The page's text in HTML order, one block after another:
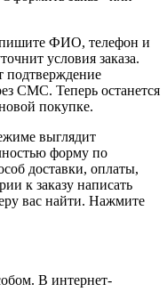
ФИО, телефон и
условия заказа.
подтверждение
СМС. Теперь останется
покупке.
выглядит
форму по
доставки, оплаты,
к заказу написать
вас найти. Нажмите
В интернет-